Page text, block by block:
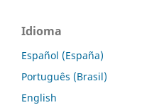
Idioma
Español (España)
Português (Brasil)
English